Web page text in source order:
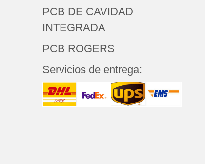
PCB DE CAVIDAD
INTEGRADA
PCB ROGERS
Servicios de entrega: